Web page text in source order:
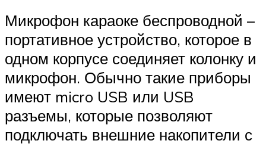
Микрофон караоке беспроводной –
портативное устройство, которое в
одном корпусе соединяет колонку и
микрофон. Обычно такие приборы
имеют micro USB или USB
разъемы, которые позволяют
подключать внешние накопители с